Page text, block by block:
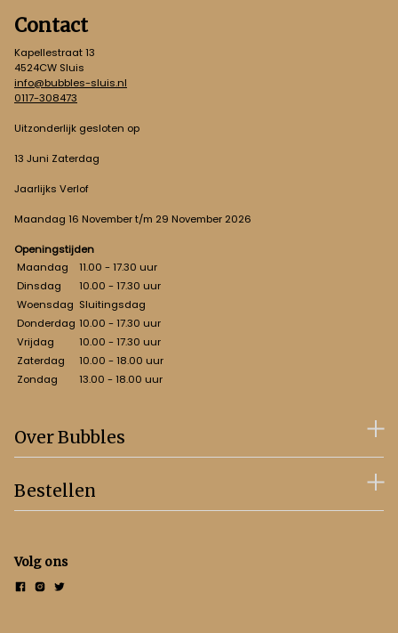
Contact
Kapellestraat 13
4524CW Sluis
info@bubbles-sluis.nl
0117-308473
Uitzonderlijk gesloten op
13 Juni Zaterdag
Jaarlijks Verlof
Maandag 16 November t/m 29 November 2026
Openingstijden
Maandag
11.00 - 17.30 uur
Dinsdag
10.00 - 17.30 uur
Woensdag Sluitingsdag
Donderdag 10.00 - 17.30 uur
Vrijdag
10.00 - 17.30 uur
Zaterdag
10.00 - 18.00 uur
Zondag
13.00 - 18.00 uur
Over Bubbles
Bestellen
Volg ons